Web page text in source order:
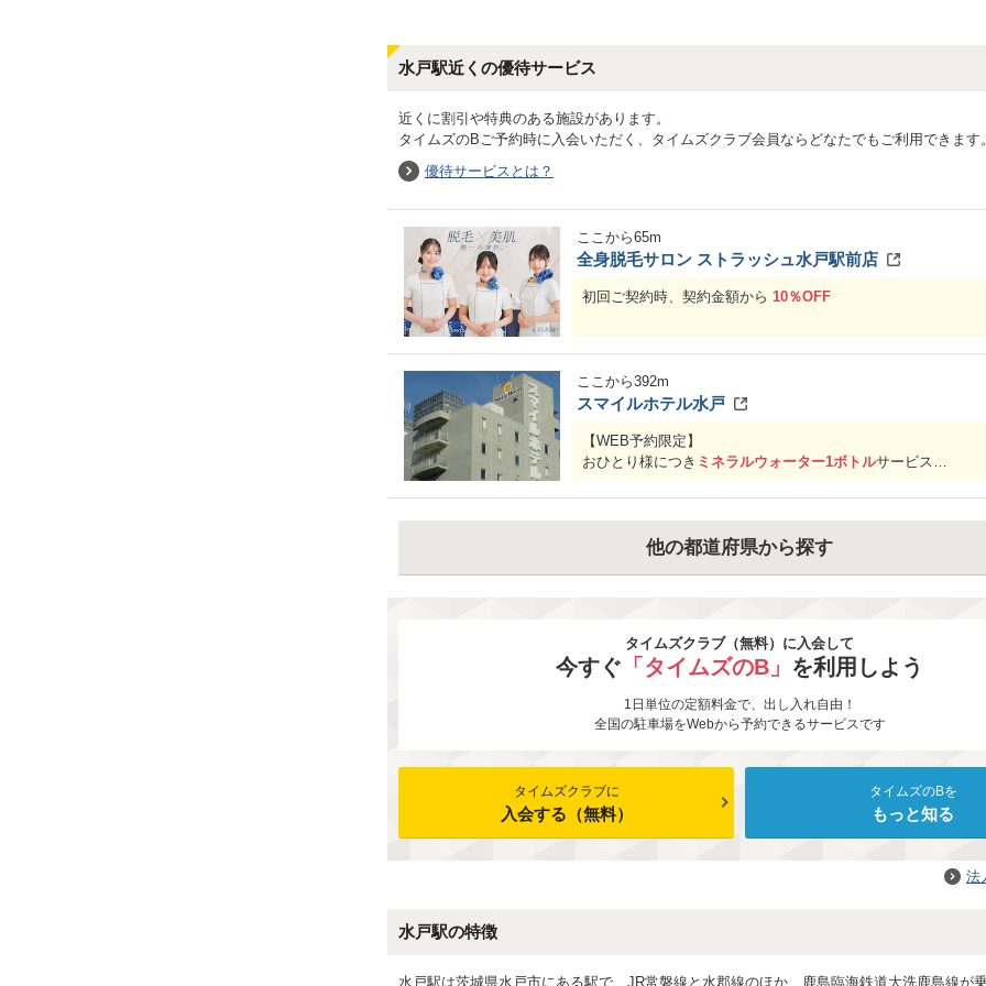
水戸駅近くの優待サービス
近くに割引や特典のある施設があります。
タイムズのBご予約時に入会いただく、タイムズクラブ会員ならどなたでもご利用できます。
優待サービスとは？
ここから65m
全身脱毛サロン ストラッシュ水戸駅前店
初回ご契約時、契約金額から 10％OFF
お申し込みはコチラ(全身脱毛サロン ストラッシュサイトに移
優待予約用URL(脱毛980円トライアル):
お申し込みはコチラ (全身脱毛サロン ストラッシュサイトに移
ここから392m
スマイルホテル水戸
【WEB予約限定】
おひとり様につき ミネラルウォーター1ボトルサービス
※予約登録情報の「お問い合わせ」項目にタイムズクラブ会員
タイムズクラブ会員番号(16桁)をご入力ください
他の都道府県から探す
タイムズクラブ（無料）に入会して
今すぐ 「タイムズのB」 を利用しよう
1日単位の定額料金で、出し入れ自由！
全国の駐車場をWebから予約できるサービスです
タイムズクラブに
入会する（無料）
タイムズのBを
もっと知る
法
水戸駅の特徴
水戸駅は茨城県水戸市にある駅で、JR常磐線と水郡線のほか、鹿島臨海鉄道大洗鹿島線が